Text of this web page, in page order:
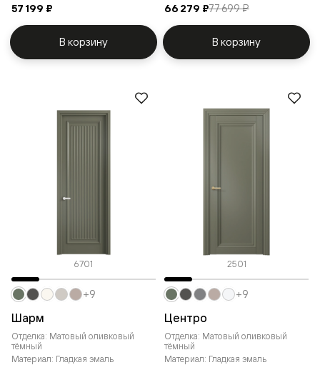
57 199 ₽
В корзину
66 279 ₽77 699 ₽
В корзину
6701
Шарм
Отделка: Матовый оливковый
тёмный
Материал: Гладкая эмаль
+9
2501
Центро
Отделка: Матовый оливковый
тёмный
Материал: Гладкая эмаль
+9